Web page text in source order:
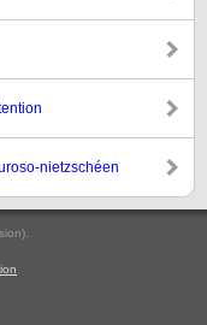
nietzschéen
.